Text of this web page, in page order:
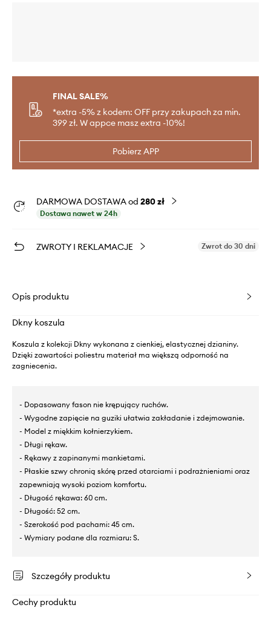
FINAL SALE%
*extra -5% z kodem: OFF przy zakupach za min.
399 zł. W appce masz extra -10%!
Pobierz APP
DARMOWA DOSTAWA od 280 zł
Dostawa nawet w 24h
ZWROTY I REKLAMACJE Zwrot do 30 dni
Opis produktu
Dkny koszula
Koszula z kolekcji Dkny wykonana z cienkiej, elastycznej dzianiny.
Dzięki zawartości poliestru materiał ma większą odporność na
zagniecenia.
- Dopasowany fason nie krępujący ruchów.
- Wygodne zapięcie na guziki ułatwia zakładanie i zdejmowanie.
- Model z miękkim kołnierzykiem.
- Długi rękaw.
- Rękawy z zapinanymi mankietami.
- Płaskie szwy chronią skórę przed otarciami i podrażnieniami oraz
zapewniają wysoki poziom komfortu.
- Długość rękawa: 60 cm.
- Długość: 52 cm.
- Szerokość pod pachami: 45 cm.
- Wymiary podane dla rozmiaru: S.
Szczegóły produktu
Cechy produktu